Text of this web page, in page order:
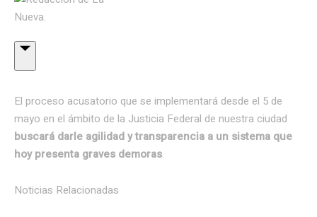
El proceso acusatorio que se implementará desde el 5 de
mayo en el ámbito de la Justicia Federal de nuestra ciudad
buscará darle agilidad y transparencia a un sistema que
hoy presenta graves demoras.
Noticias Relacionadas